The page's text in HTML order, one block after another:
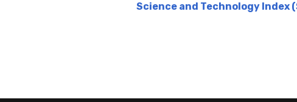
Science and Technology Index